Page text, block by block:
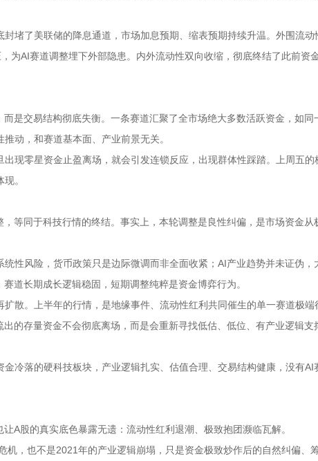
堵了美联储的降息通道，市场加息预期、缩表预期持续升温。外围流动
为AI赛道调整埋下外部隐患。内外流动性双向收缩，彻底终结了此前资
是交易结构彻底失衡。一条赛道汇聚了全市场绝大多数活跃资金，如同
动，和赛道基本面、产业前景无关。
现零星资金止盈离场，就会引发连锁反应，出现群体性踩踏。上周五的
。
等同于科技行情的终结。事实上，本轮调整是良性纠偏，是市场资金从
性风险，货币政策只是边际微调而非全面收紧；AI产业趋势并未证伪，
道长期成长逻辑稳固，短期调整纯粹是资金博弈行为。
散。上半年的行情，是地缘事件、流动性红利共同催生的单一赛道极端
的存量资金不会彻底离场，而是会重新寻找低估、低位、有产业逻辑支
冷落的硬科技板块，产业逻辑扎实、估值合理、交易结构健康，没有AI
A股的真实底色暴露无遗：流动性红利退潮、极致抱团濒临瓦解。
，也不是2021年的产业逻辑崩塌，只是资金极致炒作后的自然纠偏、筹